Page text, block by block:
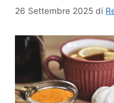
26 Settembre 2025 di